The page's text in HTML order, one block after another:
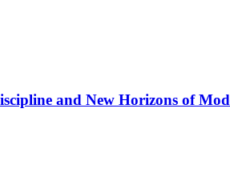
and New Horizons of